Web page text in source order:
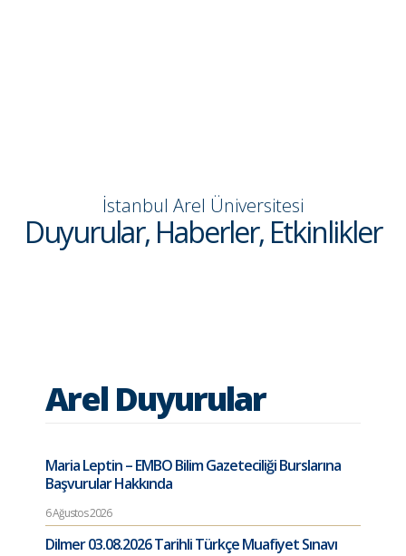
İstanbul Arel Üniversitesi
Duyurular, Haberler, Etkinlikler
Arel Duyurular
Maria Leptin – EMBO Bilim Gazeteciliği Burslarına
Başvurular Hakkında
6 Ağustos 2026
Dilmer 03.08.2026 Tarihli Türkçe Muafiyet Sınavı